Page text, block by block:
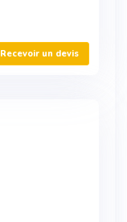
Recevoir un devis